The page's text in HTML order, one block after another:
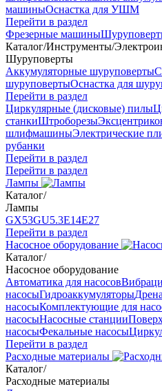
машиныОснастка для УШМ
Перейти в раздел
Фрезерные машины
Каталог/Инструменты/
Шуруповерты
Аккумуляторные шуруповерты
шуруповертыОснастка для
Перейти в раздел
Циркулярные (дисковые) пилы
станкиШтроборезы
шлифмашиныЭлектрические
рубанки
Перейти в раздел
Перейти в раздел
Лампы
Каталог/
Лампы
GX53GU5.3Е14Е27
Перейти в раздел
Насосное оборудование
Каталог/
Насосное оборудование
Автоматика для насосов
насосыГидроаккумуляторы
насосыКомплектующие для
насосыНасосные станции
насосыФекальные насосы
Перейти в раздел
Расходные материалы
Каталог/
Расходные материалы